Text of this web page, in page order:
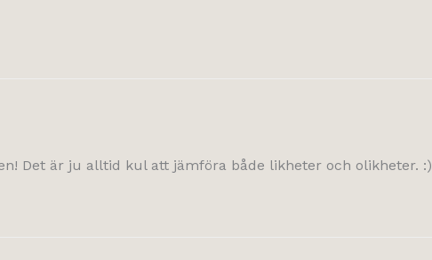
Det är ju alltid kul att jämföra både likheter och olikheter. :)